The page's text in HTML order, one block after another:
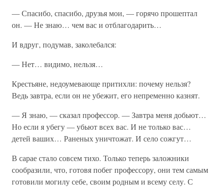
— Спасибо, спасибо, друзья мои, — горячо прошептал
он. — Не знаю… чем вас и отблагодарить…
И вдруг, подумав, заколебался:
— Нет… видимо, нельзя…
Крестьяне, недоумевающе притихли: почему нельзя?
Ведь завтра, если он не убежит, его непременно казнят.
— Я знаю, — сказал профессор. — Завтра меня добьют…
Но если я убегу — убьют всех вас. И не только вас…
детей ваших… Раненых уничтожат. И село сожгут…
В сарае стало совсем тихо. Только теперь заложники
сообразили, что, готовя побег профессору, они тем самым
готовили могилу себе, своим родным и всему селу. С